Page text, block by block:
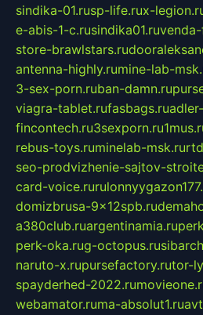
sindika-01.rusp-life.rux-
e-abis-1-c.rusindika01.ru
store-brawlstars.ru
antenna-highly.rumine-lab-
3-sex-porn.ruban-damn.ru
viagra-tablet.rufasbags.ru
fincontech.ru3sexporn.ru
rebus-toys.ruminelab-msk.ru
seo-prodvizhenie-sajtov-
card-voice.ru
domizbrusa-9x12spb.ru
a380club.ruargentinamia.ru
perk-oka.rug-octopus.ru
naruto-x.rupursefactory.rutor-
spayderhed-2022.ru
webamator.ruma-absolut1.ru